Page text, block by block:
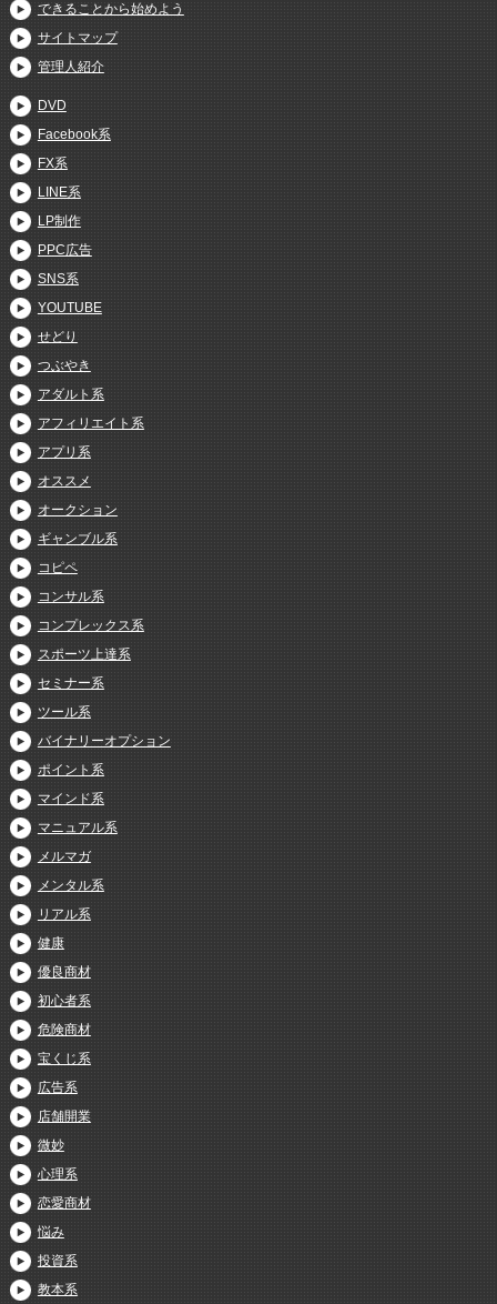
できることから始めよう
サイトマップ
管理人紹介
DVD
Facebook系
FX系
LINE系
LP制作
PPC広告
SNS系
YOUTUBE
せどり
つぶやき
アダルト系
アフィリエイト系
アプリ系
オススメ
オークション
ギャンブル系
コピペ
コンサル系
コンプレックス系
スポーツ上達系
セミナー系
ツール系
バイナリーオプション
ポイント系
マインド系
マニュアル系
メルマガ
メンタル系
リアル系
健康
優良商材
初心者系
危険商材
宝くじ系
広告系
店舗開業
微妙
心理系
恋愛商材
悩み
投資系
教本系